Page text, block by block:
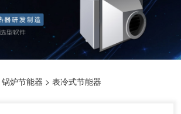
锅炉节能器 > 表冷式节能器